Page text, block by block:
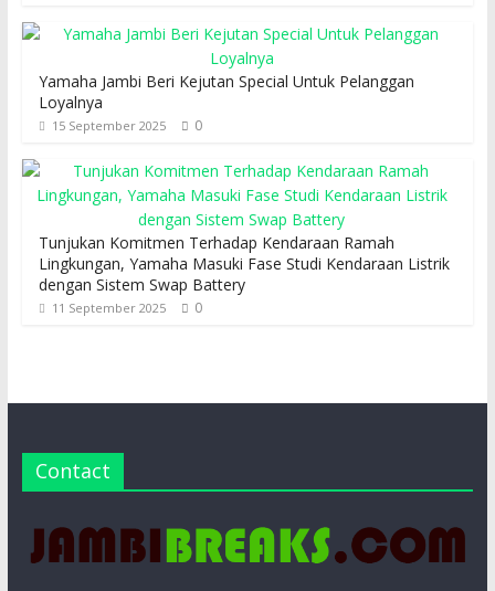
Yamaha Jambi Beri Kejutan Special Untuk Pelanggan
Loyalnya
15 September 2025 0
Tunjukan Komitmen Terhadap Kendaraan Ramah
Lingkungan, Yamaha Masuki Fase Studi Kendaraan Listrik
dengan Sistem Swap Battery
11 September 2025 0
Contact